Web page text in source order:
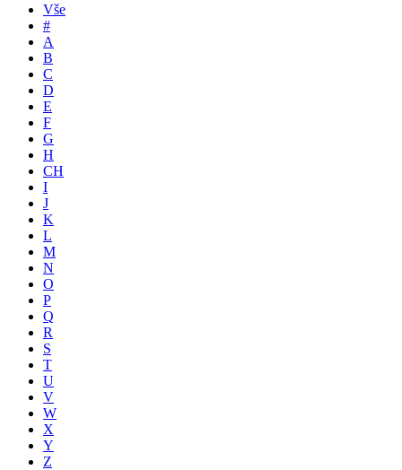
Vše
#
A
B
C
D
E
F
G
H
CH
I
J
K
L
M
N
O
P
Q
R
S
T
U
V
W
X
Y
Z